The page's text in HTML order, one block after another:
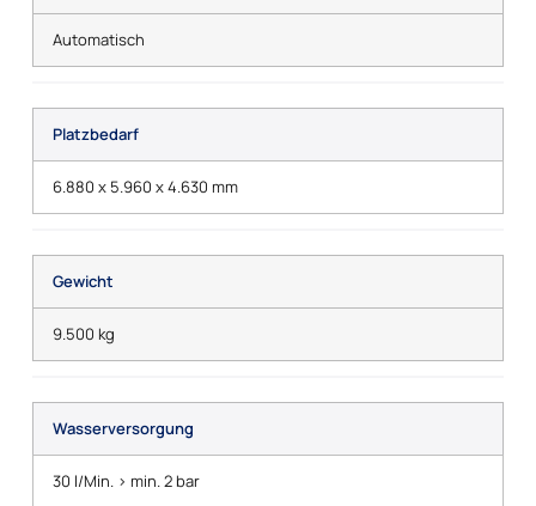
Automatisch
Platzbedarf
6.880 x 5.960 x 4.630 mm
Gewicht
9.500 kg
Wasserversorgung
30 l/Min. > min. 2 bar